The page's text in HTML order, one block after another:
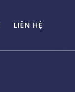
LIÊN HỆ